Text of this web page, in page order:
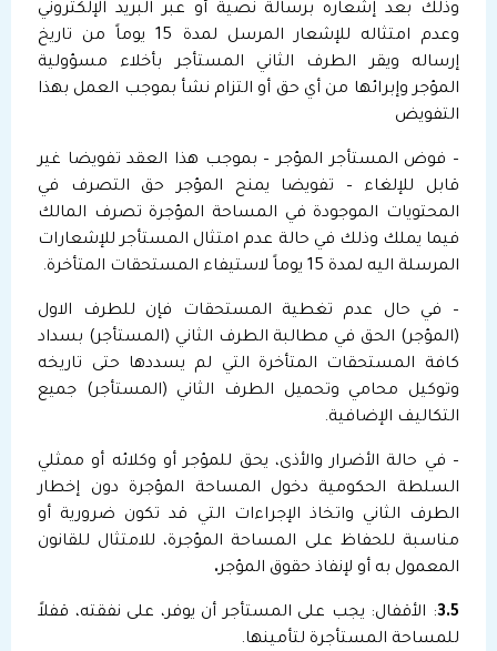
وذلك بعد إشعاره برسالة نصية أو عبر البريد الإلكتروني
وعدم امتثاله للإشعار المرسل لمدة 15 يوماً من تاريخ
إرساله ويقر الطرف الثاني المستأجر بأخلاء مسؤولية
المؤجر وإبرائها من أي حق أو التزام نشأ بموجب العمل بهذا
التفويض
– فوض المستأجر المؤجر – بموجب هذا العقد تفويضا غير
قابل للإلغاء – تفويضا يمنح المؤجر حق التصرف في
المحتويات الموجودة في المساحة المؤجرة تصرف المالك
فيما يملك وذلك في حالة عدم امتثال المستأجر للإشعارات
المرسلة اليه لمدة 15 يوماً لاستيفاء المستحقات المتأخرة.
– في حال عدم تغطية المستحقات فإن للطرف الاول
(المؤجر) الحق في مطالبة الطرف الثاني (المستأجر) بسداد
كافة المستحقات المتأخرة التي لم يسددها حتى تاريخه
وتوكيل محامي وتحميل الطرف الثاني (المستأجر) جميع
التكاليف الإضافية.
– في حالة الأضرار والأذى، يحق للمؤجر أو وكلائه أو ممثلي
السلطة الحكومية دخول المساحة المؤجرة دون إخطار
الطرف الثاني واتخاذ الإجراءات التي قد تكون ضرورية أو
مناسبة للحفاظ على المساحة المؤجرة، للامتثال للقانون
المعمول به أو لإنفاذ حقوق المؤجر.
3.5: الأقفال: يجب على المستأجر أن يوفر، على نفقته، قفلاً
للمساحة المستأجرة لتأمينها.